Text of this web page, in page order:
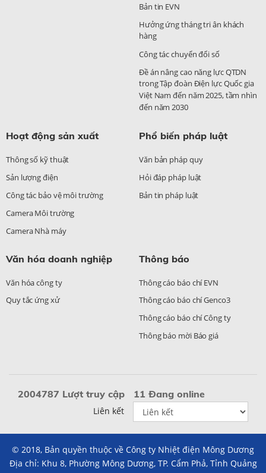
Bản tin EVN
Hưởng ứng tháng tri ân khách
hàng
Công tác chuyển đổi số
Đề án nâng cao năng lực QTDN
trong Tập đoàn Điện lực Quốc gia
Việt Nam đến năm 2025, tầm nhìn
đến năm 2030
Hoạt động sản xuất
Thông số kỹ thuật
Sản lượng điện
Công tác bảo vệ môi trường
Camera Môi trường
Camera Nhà máy
Phổ biến pháp luật
Văn bản pháp quy
Hỏi đáp pháp luật
Bản tin pháp luật
Văn hóa doanh nghiệp
Văn hóa công ty
Quy tắc ứng xử
Thông báo
Thông cáo báo chí EVN
Thông cáo báo chí Genco3
Thông cáo báo chí Công ty
Thông báo mời Báo giá
2004787 Lượt truy cập 11 Đang online
Liên kết
© 2018, Bản quyền thuộc về Công ty Nhiệt điện Mông Dương
Địa chỉ: Khu 8, Phường Mông Dương, TP. Cẩm Phả, Tỉnh Quảng